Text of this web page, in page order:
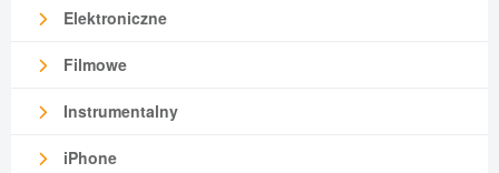
Elektroniczne
Filmowe
Instrumentalny
iPhone